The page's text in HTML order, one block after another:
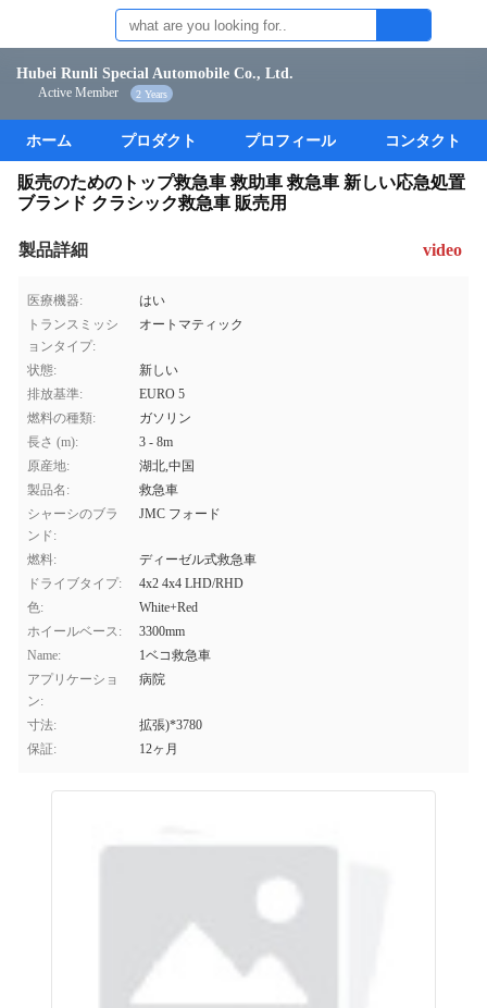
Hubei Runli Special Automobile Co., Ltd.
Active Member 2 Years
ホーム プロダクト プロフィール コンタクト
販売のためのトップ救急車 救助車 救急車 新しい応急処置
ブランド クラシック救急車 販売用
製品詳細 video
医療機器:
はい
トランスミッシ
ョンタイプ:
オートマティック
状態:
新しい
排放基準:
EURO 5
燃料の種類:
ガソリン
長さ (m):
3 - 8m
原産地:
湖北,中国
製品名:
救急車
シャーシのブラ
ンド:
JMC フォード
燃料:
ディーゼル式救急車
ドライブタイプ:
4x2 4x4 LHD/RHD
色:
White+Red
ホイールベース:
3300mm
Name:
1ベコ救急車
アプリケーショ
ン:
病院
寸法:
拡張)*3780
保証:
12ヶ月